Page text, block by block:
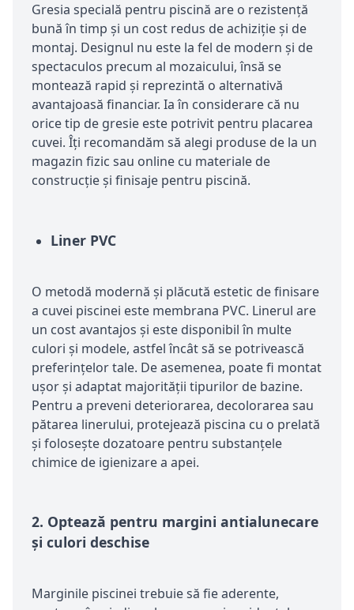
Gresia specială pentru piscină are o rezistență
bună în timp și un cost redus de achiziție și de
montaj. Designul nu este la fel de modern și de
spectaculos precum al mozaicului, însă se
montează rapid și reprezintă o alternativă
avantajoasă financiar. Ia în considerare că nu
orice tip de gresie este potrivit pentru placarea
cuvei. Îți recomandăm să alegi produse de la un
magazin fizic sau online cu materiale de
construcție și finisaje pentru piscină.
Liner PVC
O metodă modernă și plăcută estetic de finisare
a cuvei piscinei este membrana PVC. Linerul are
un cost avantajos și este disponibil în multe
culori și modele, astfel încât să se potrivească
preferințelor tale. De asemenea, poate fi montat
ușor și adaptat majorității tipurilor de bazine.
Pentru a preveni deteriorarea, decolorarea sau
pătarea linerului, protejează piscina cu o prelată
și folosește dozatoare pentru substanțele
chimice de igienizare a apei.
2. Optează pentru margini antialunecare
și culori deschise
Marginile piscinei trebuie să fie aderente,